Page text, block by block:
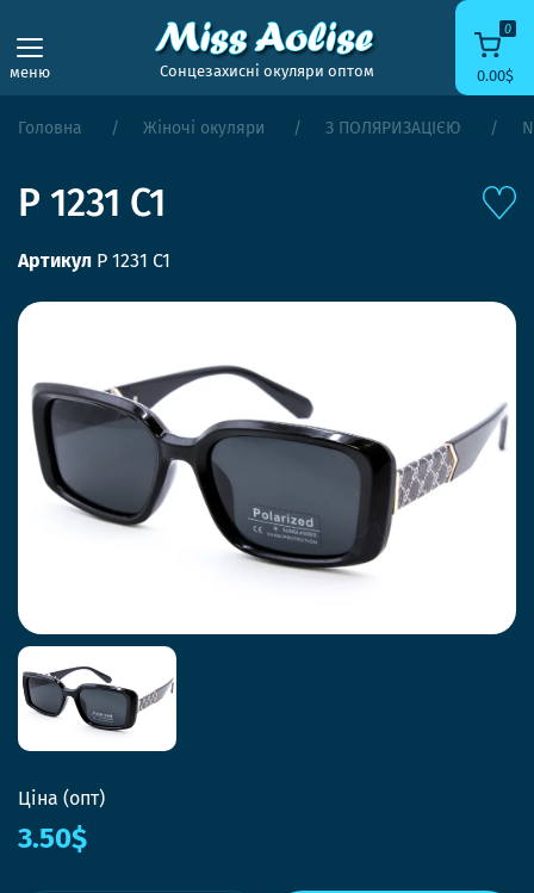
меню Сонцезахисні окуляри оптом
0
0.00$
Головна Жіночі окуляри З ПОЛЯРИЗАЦІЄЮ
P 1231 C1
Артикул P 1231 C1
Ціна (опт)
3.50$